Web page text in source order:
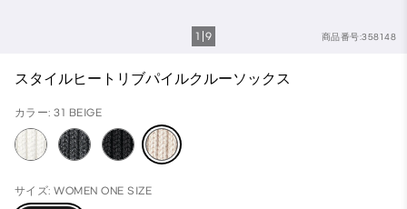
商品番号:358148
1 9
スタイルヒートリブパイルクルーソックス
カラー: 31 BEIGE
サイズ: WOMEN ONE SIZE